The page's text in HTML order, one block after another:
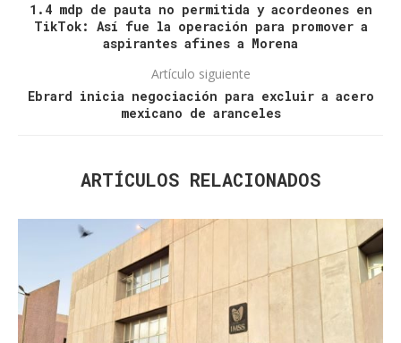
1.4 mdp de pauta no permitida y acordeones en
TikTok: Así fue la operación para promover a
aspirantes afines a Morena
Artículo siguiente
Ebrard inicia negociación para excluir a acero
mexicano de aranceles
ARTÍCULOS RELACIONADOS